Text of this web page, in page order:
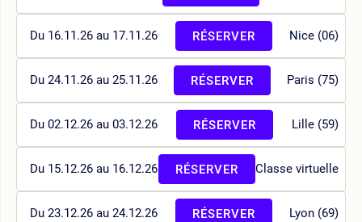
Du 16.11.26 au 17.11.26 Nice (06)
RÉSERVER
Du 24.11.26 au 25.11.26 Paris (75)
RÉSERVER
Du 02.12.26 au 03.12.26 Lille (59)
RÉSERVER
Du 15.12.26 au 16.12.26 Classe virtuelle
RÉSERVER
Du 23.12.26 au 24.12.26 Lyon (69)
RÉSERVER